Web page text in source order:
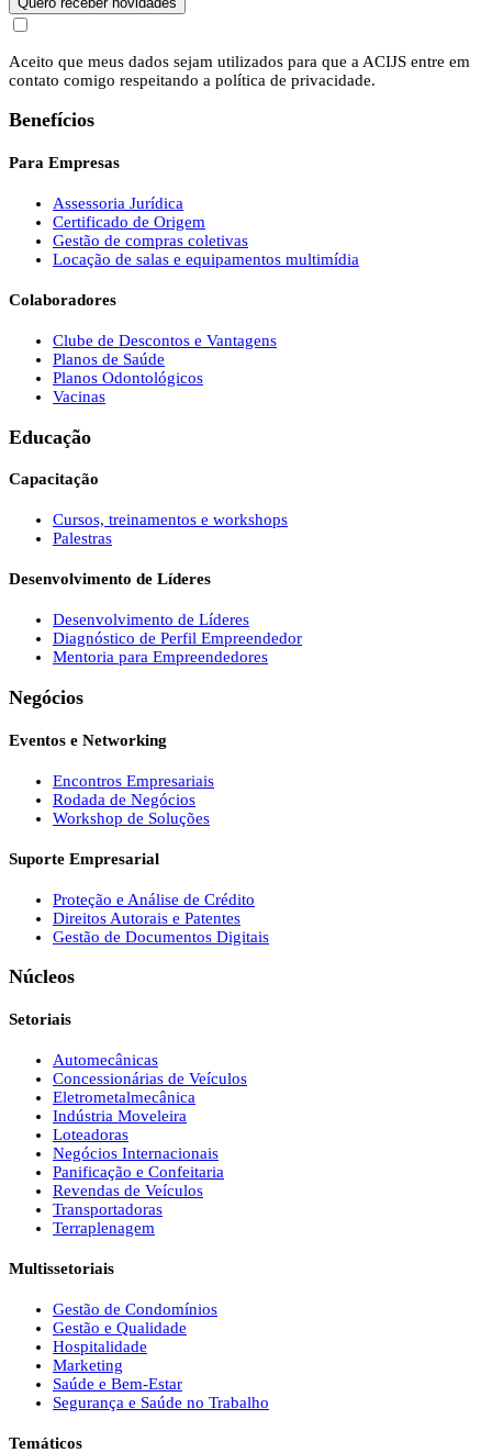
Aceito que meus dados sejam utilizados para que a ACIJS entre em
contato comigo respeitando a política de privacidade.
Benefícios
Para Empresas
Assessoria Jurídica
Certificado de Origem
Gestão de compras coletivas
Locação de salas e equipamentos multimídia
Colaboradores
Clube de Descontos e Vantagens
Planos de Saúde
Planos Odontológicos
Vacinas
Educação
Capacitação
Cursos, treinamentos e workshops
Palestras
Desenvolvimento de Líderes
Desenvolvimento de Líderes
Diagnóstico de Perfil Empreendedor
Mentoria para Empreendedores
Negócios
Eventos e Networking
Encontros Empresariais
Rodada de Negócios
Workshop de Soluções
Suporte Empresarial
Proteção e Análise de Crédito
Direitos Autorais e Patentes
Gestão de Documentos Digitais
Núcleos
Setoriais
Automecânicas
Concessionárias de Veículos
Eletrometalmecânica
Indústria Moveleira
Loteadoras
Negócios Internacionais
Panificação e Confeitaria
Revendas de Veículos
Transportadoras
Terraplenagem
Multissetoriais
Gestão de Condomínios
Gestão e Qualidade
Hospitalidade
Marketing
Saúde e Bem-Estar
Segurança e Saúde no Trabalho
Temáticos